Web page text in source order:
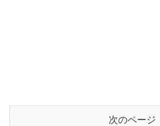
次のページ